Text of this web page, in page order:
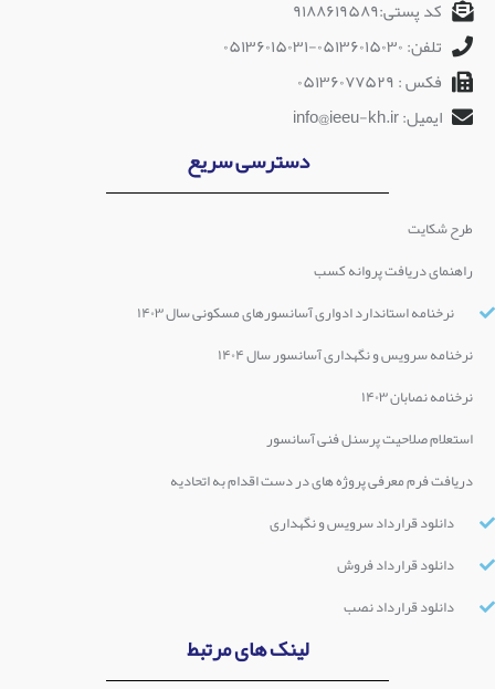
کد پستی:۹۱۸۸۶۱۹۵۸۹
تلفن: ۰۵۱۳۶۰۱۵۰۳۰-۰۵۱۳۶۰۱۵۰۳۱
فکس : ۰۵۱۳۶۰۷۷۵۲۹
ایمیل: info@ieeu-kh.ir
دسترسی سریع
طرح شکایت
راهنمای دریافت پروانه کسب
نرخنامه استاندارد ادواری آسانسورهای مسکونی سال ۱۴۰۳
نرخنامه سرویس و نگهداری آسانسور سال ۱۴۰۴
نرخنامه نصابان ۱۴۰۳
استعلام صلاحیت پرسنل فنی آسانسور
دریافت فرم معرفی پروژه های در دست اقدام به اتحادیه
دانلود قرارداد سرویس و نگهداری
دانلود قرارداد فروش
دانلود قرارداد نصب
لینک های مرتبط